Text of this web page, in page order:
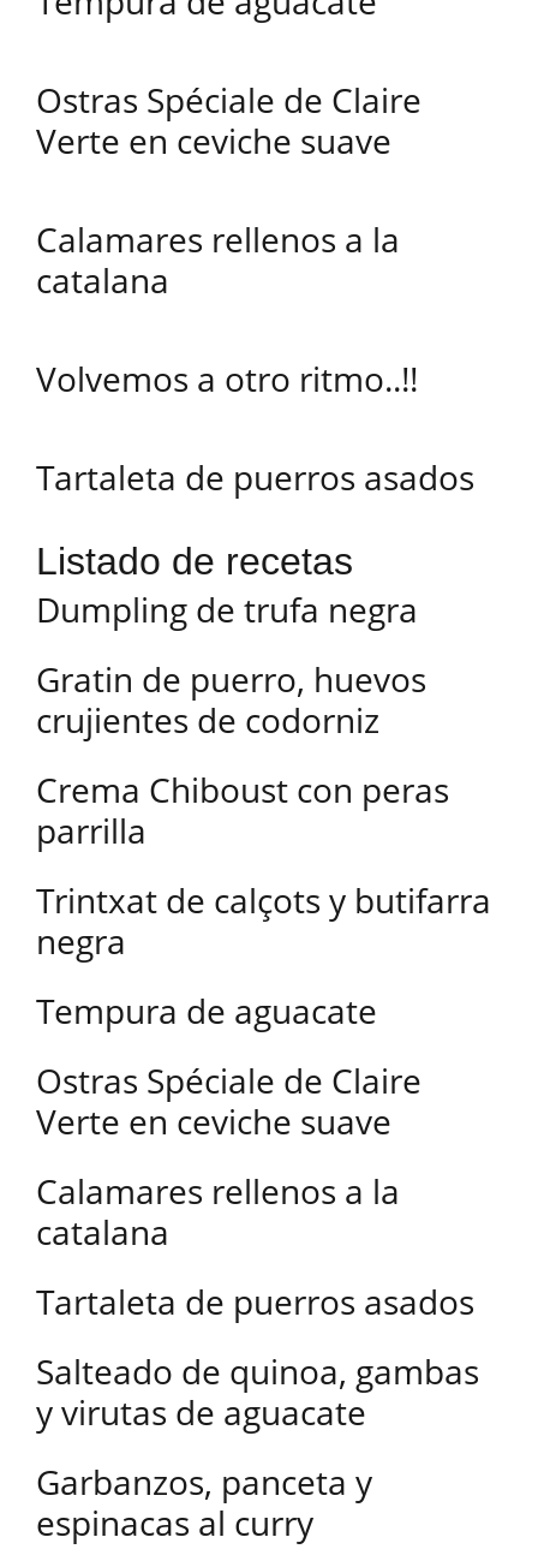
Ostras Spéciale de Claire
Verte en ceviche suave
Calamares rellenos a la
catalana
Volvemos a otro ritmo..!!
Tartaleta de puerros asados
Listado de recetas
Dumpling de trufa negra
Gratin de puerro, huevos
crujientes de codorniz
Crema Chiboust con peras
parrilla
Trintxat de calçots y butifarra
negra
Tempura de aguacate
Ostras Spéciale de Claire
Verte en ceviche suave
Calamares rellenos a la
catalana
Tartaleta de puerros asados
Salteado de quinoa, gambas
y virutas de aguacate
Garbanzos, panceta y
espinacas al curry